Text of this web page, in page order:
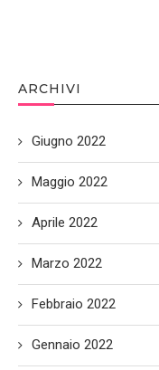
ARCHIVI
Giugno 2022
Maggio 2022
Aprile 2022
Marzo 2022
Febbraio 2022
Gennaio 2022